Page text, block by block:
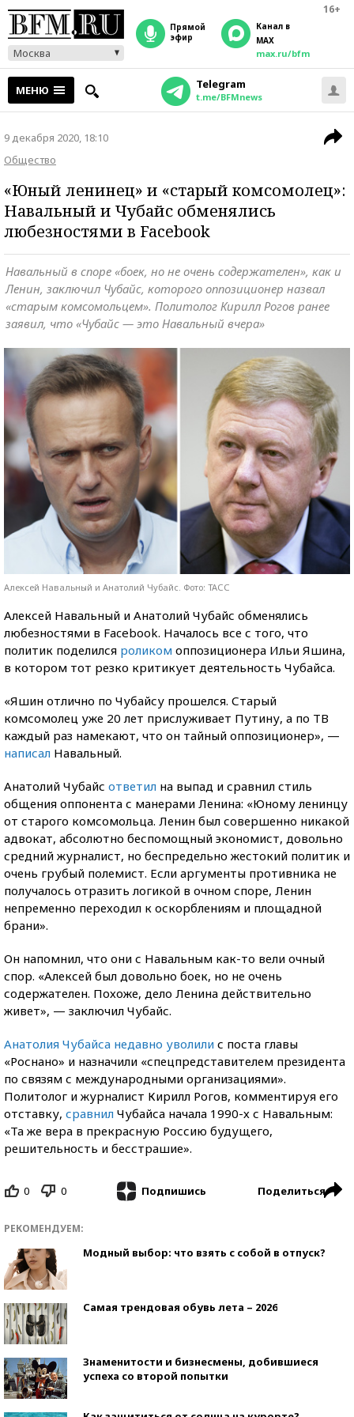
16+
Москва
прямой
эфир
Канал в
MAX
max.ru/bfm
МЕНЮ Telegram
t.me/BFMnews
9 декабря 2020, 18:10
Общество
«Юный ленинец» и «старый комсомолец»:
Навальный и Чубайс обменялись
любезностями в Facebook
Навальный в споре «боек, но не очень содержателен», как и
Ленин, заключил Чубайс, которого оппозиционер назвал
«старым комсомольцем». Политолог Кирилл Рогов ранее
заявил, что «Чубайс — это Навальный вчера»
Алексей Навальный и Анатолий Чубайс. Фото: ТАСС
Алексей Навальный и Анатолий Чубайс обменялись
любезностями в Facebook. Началось все с того, что
политик поделился роликом оппозиционера Ильи Яшина,
в котором тот резко критикует деятельность Чубайса.
«Яшин отлично по Чубайсу прошелся. Старый
комсомолец уже 20 лет прислуживает Путину, а по ТВ
каждый раз намекают, что он тайный оппозиционер», —
написал Навальный.
Анатолий Чубайс ответил на выпад и сравнил стиль
общения оппонента с манерами Ленина: «Юному ленинцу
от старого комсомольца. Ленин был совершенно никакой
адвокат, абсолютно беспомощный экономист, довольно
средний журналист, но беспредельно жестокий политик и
очень грубый полемист. Если аргументы противника не
получалось отразить логикой в очном споре, Ленин
непременно переходил к оскорблениям и площадной
брани».
Он напомнил, что они с Навальным как-то вели очный
спор. «Алексей был довольно боек, но не очень
содержателен. Похоже, дело Ленина действительно
живет», — заключил Чубайс.
Анатолия Чубайса недавно уволили с поста главы
«Роснано» и назначили «спецпредставителем президента
по связям с международными организациями».
Политолог и журналист Кирилл Рогов, комментируя его
отставку, сравнил Чубайса начала 1990-х с Навальным:
«Та же вера в прекрасную Россию будущего,
решительность и бесстрашие».
0 0 Подпишись Поделиться
РЕКОМЕНДУЕМ:
Модный выбор: что взять с собой в отпуск?
Самая трендовая обувь лета – 2026
Знаменитости и бизнесмены, добившиеся
успеха со второй попытки